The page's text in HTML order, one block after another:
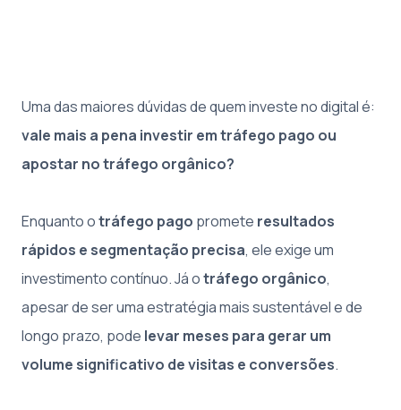
Uma das maiores dúvidas de quem investe no digital é:
vale mais a pena investir em tráfego pago ou
apostar no tráfego orgânico?
Enquanto otráfego pago promete resultados
rápidos e segmentação precisa, ele exige um
investimento contínuo. Já otráfego orgânico,
apesar de ser uma estratégia mais sustentável e de
longo prazo, pode levar meses para gerar um
volume significativo de visitas e conversões.